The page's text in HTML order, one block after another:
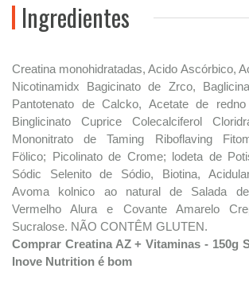
Ingredientes
Creatina monohidratadas, Acido Ascórbico,
Nicotinamidx Bagicinato de Zrco,
Pantotenato de Calcko, Acetate de redno
Binglicinato Cuprice Colecalciferol
Mononitrato de Taming Riboflaving
Fölico; Picolinato de Crome; lodeta de
Sódic Selenito de Sódio, Biotina,
Avoma kolnico ao natural de Salada
Vermelho Alura e Covante Amarelo
Sucralose. NÃO CONTÊM GLUTEN.
Comprar Creatina AZ + Vitaminas - 150g
Inove Nutrition é bom